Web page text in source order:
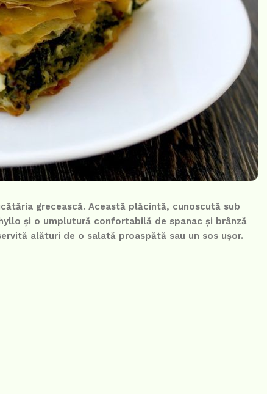
grecească. Această plăcintă, cunoscută sub
și o umplutură confortabilă de spanac și brânză
alături de o salată proaspătă sau un sos ușor.